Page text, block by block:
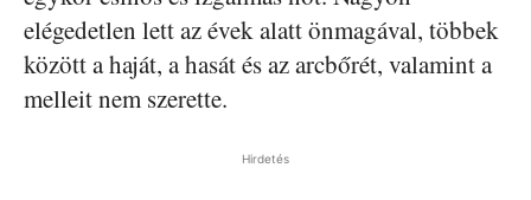
elégedetlen lett az évek alatt önmagával, többek
között a haját, a hasát és az arcbőrét, valamint a
melleit nem szerette.
Hirdetés